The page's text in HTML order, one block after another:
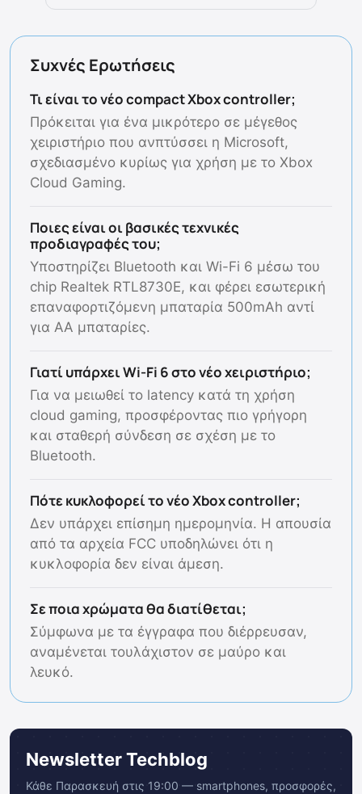
Συχνές Ερωτήσεις
Τι είναι το νέο compact Xbox controller;
Πρόκειται για ένα μικρότερο σε μέγεθος
χειριστήριο που ανπτύσσει η Microsoft,
σχεδιασμένο κυρίως για χρήση με το Xbox
Cloud Gaming.
Ποιες είναι οι βασικές τεχνικές
προδιαγραφές του;
Υποστηρίζει Bluetooth και Wi-Fi 6 μέσω του
chip Realtek RTL8730E, και φέρει εσωτερική
επαναφορτιζόμενη μπαταρία 500mAh αντί
για ΑΑ μπαταρίες.
Γιατί υπάρχει Wi-Fi 6 στο νέο χειριστήριο;
Για να μειωθεί το latency κατά τη χρήση
cloud gaming, προσφέροντας πιο γρήγορη
και σταθερή σύνδεση σε σχέση με το
Bluetooth.
Πότε κυκλοφορεί το νέο Xbox controller;
Δεν υπάρχει επίσημη ημερομηνία. Η απουσία
από τα αρχεία FCC υποδηλώνει ότι η
κυκλοφορία δεν είναι άμεση.
Σε ποια χρώματα θα διατίθεται;
Σύμφωνα με τα έγγραφα που διέρρευσαν,
αναμένεται τουλάχιστον σε μαύρο και
λευκό.
Newsletter Techblog
Κάθε Παρασκευή στις 19:00 — smartphones, προσφορές,